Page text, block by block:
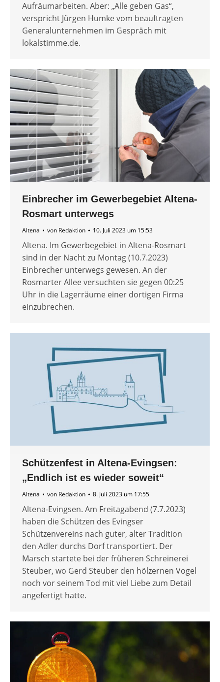
Aufräumarbeiten. Aber: „Alle geben Gas“,
verspricht Jürgen Humke vom beauftragten
Generalunternehmen im Gespräch mit
lokalstimme.de.
Einbrecher im Gewerbegebiet Altena-
Rosmart unterwegs
Altena von Redaktion 10. Juli 2023 um 15:53
Altena. Im Gewerbegebiet in Altena-Rosmart
sind in der Nacht zu Montag (10.7.2023)
Einbrecher unterwegs gewesen. An der
Rosmarter Allee versuchten sie gegen 00:25
Uhr in die Lagerräume einer dortigen Firma
einzubrechen.
Schützenfest in Altena-Evingsen:
„Endlich ist es wieder soweit“
Altena von Redaktion 8. Juli 2023 um 17:55
Altena-Evingsen. Am Freitagabend (7.7.2023)
haben die Schützen des Evingser
Schützenvereins nach guter, alter Tradition
den Adler durchs Dorf transportiert. Der
Marsch startete bei der früheren Schreinerei
Steuber, wo Gerd Steuber den hölzernen Vogel
noch vor seinem Tod mit viel Liebe zum Detail
angefertigt hatte.